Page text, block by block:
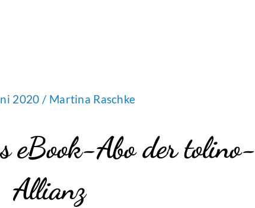
2020 / Martina Raschke
eBook-Abo der tolino-
Allianz